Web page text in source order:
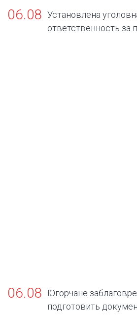
06.08 Установлена
ответственность за
06.08
Югорчане
подготовить